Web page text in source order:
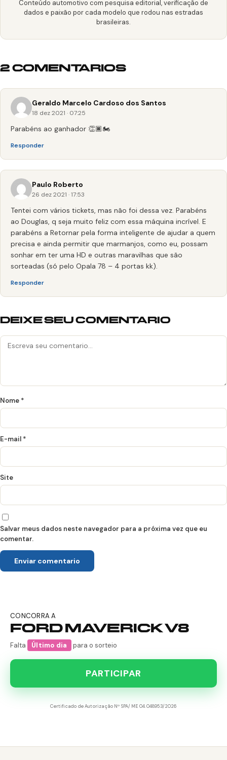
Conteúdo automotivo com pesquisa editorial, verificação de
dados e paixão por cada modelo que rodou nas estradas
brasileiras.
2 COMENTARIOS
Geraldo Marcelo Cardoso dos Santos
18 dez 2021 · 07:25
Parabéns ao ganhador 👏🏿🏍️
Responder
Paulo Roberto
26 dez 2021 · 17:53
Tentei com vários tickets, mas não foi dessa vez. Parabéns
ao Douglas, q seja muito feliz com essa máquina incrível. E
parabéns a Retornar pela forma inteligente de ajudar a quem
precisa e ainda permitir que marmanjos, como eu, possam
sonhar em ter uma HD e outras maravilhas que são
sorteadas (só pelo Opala 78 – 4 portas kk).
Responder
DEIXE SEU COMENTARIO
Nome *
E-mail *
Site
Salvar meus dados neste navegador para a próxima vez que eu
comentar.
CONCORRA A
FORD MAVERICK V8
Falta Último dia para o sorteio
PARTICIPAR
Certificado de Autorização Nº SPA/ME 04.048953/2026